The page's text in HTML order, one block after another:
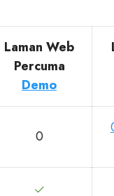
Laman Web
Percuma
Demo
0